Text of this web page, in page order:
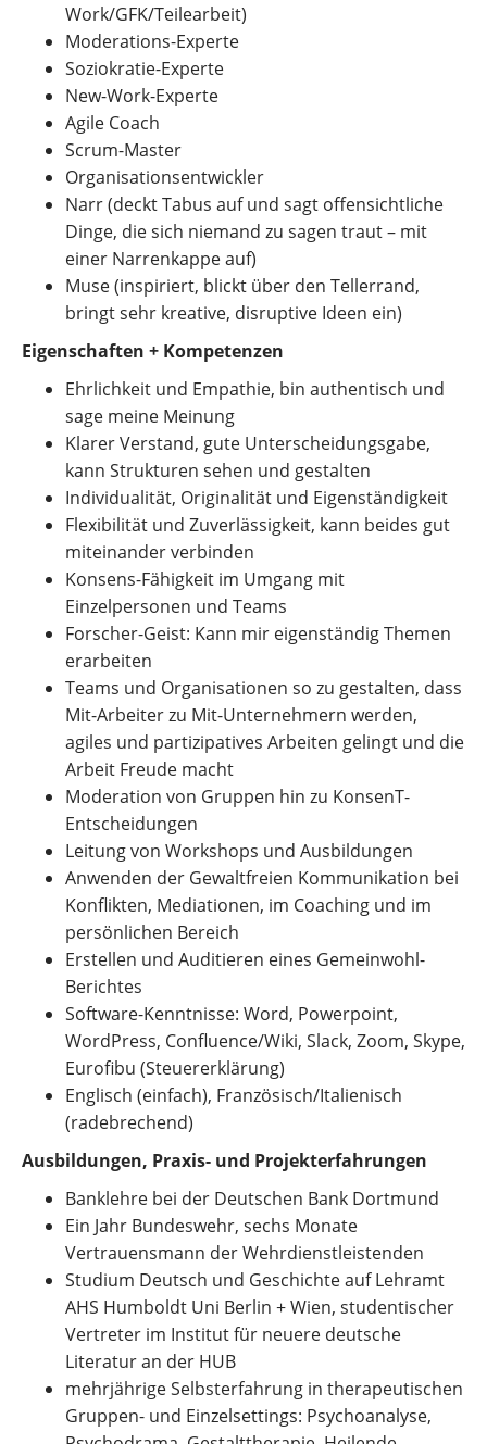
Work/GFK/Teilearbeit)
Moderations-Experte
Soziokratie-Experte
New-Work-Experte
Agile Coach
Scrum-Master
Organisationsentwickler
Narr (deckt Tabus auf und sagt offensichtliche
Dinge, die sich niemand zu sagen traut – mit
einer Narrenkappe auf)
Muse (inspiriert, blickt über den Tellerrand,
bringt sehr kreative, disruptive Ideen ein)
Eigenschaften + Kompetenzen
Ehrlichkeit und Empathie, bin authentisch und
sage meine Meinung
Klarer Verstand, gute Unterscheidungsgabe,
kann Strukturen sehen und gestalten
Individualität, Originalität und Eigenständigkeit
Flexibilität und Zuverlässigkeit, kann beides gut
miteinander verbinden
Konsens-Fähigkeit im Umgang mit
Einzelpersonen und Teams
Forscher-Geist: Kann mir eigenständig Themen
erarbeiten
Teams und Organisationen so zu gestalten, dass
Mit-Arbeiter zu Mit-Unternehmern werden,
agiles und partizipatives Arbeiten gelingt und die
Arbeit Freude macht
Moderation von Gruppen hin zu KonsenT-
Entscheidungen
Leitung von Workshops und Ausbildungen
Anwenden der Gewaltfreien Kommunikation bei
Konflikten, Mediationen, im Coaching und im
persönlichen Bereich
Erstellen und Auditieren eines Gemeinwohl-
Berichtes
Software-Kenntnisse: Word, Powerpoint,
WordPress, Confluence/Wiki, Slack, Zoom, Skype,
Eurofibu (Steuererklärung)
Englisch (einfach), Französisch/Italienisch
(radebrechend)
Ausbildungen, Praxis- und Projekterfahrungen
Banklehre bei der Deutschen Bank Dortmund
Ein Jahr Bundeswehr, sechs Monate
Vertrauensmann der Wehrdienstleistenden
Studium Deutsch und Geschichte auf Lehramt
AHS Humboldt Uni Berlin + Wien, studentischer
Vertreter im Institut für neuere deutsche
Literatur an der HUB
mehrjährige Selbsterfahrung in therapeutischen
Gruppen- und Einzelsettings: Psychoanalyse,